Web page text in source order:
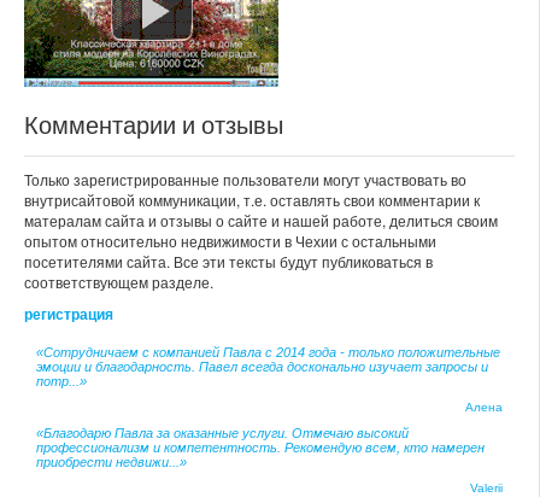
Комментарии и отзывы
Только зарегистрированные пользователи могут участвовать во
внутрисайтовой коммуникации, т.е. оставлять свои комментарии к
матералам сайта и отзывы о сайте и нашей работе, делиться своим
опытом относительно недвижимости в Чехии с остальными
посетителями сайта. Все эти тексты будут публиковаться в
соответствующем разделе.
регистрация
«Сотрудничаем с компанией Павла с 2014 года - только положительные
эмоции и благодарность. Павел всегда досконально изучает запросы и
потр...»
Алена
«Благодарю Павла за оказанные услуги. Отмечаю высокий
профессионализм и компетентность. Рекомендую всем, кто намерен
приобрести недвижи...»
Valerii